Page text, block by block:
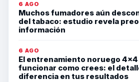
6 AGO
Muchos fumadores aún
del tabaco: estudio revela
información
6 AGO
El entrenamiento noruego 4×4
funcionar como crees: el
diferencia en tus resultados